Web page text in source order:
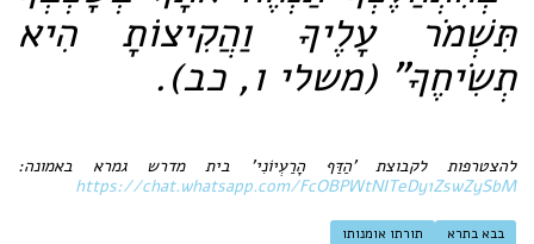
תִּשְׁמֹר עָלֶיךָ וַהֲקִיצוֹתָ הִיא
תְשִׂיחֶךָ" (משלי ו, כב).
להצטרפות לקבוצת 'הַדַּף הָרַעְיוֹנִי' בית מדרש גמרא באמונה:
https://chat.whatsapp.com/FcOBPWtNITeDy1ZswZySbM
בבא בתרא תורתו אומנותו